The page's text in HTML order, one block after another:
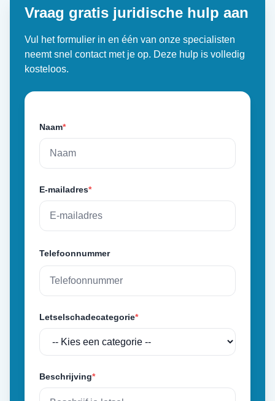
Vraag gratis juridische hulp aan
Vul het formulier in en één van onze specialisten
neemt snel contact met je op. Deze hulp is volledig
kosteloos.
Naam*
E-mailadres*
Telefoonnummer
Letselschadecategorie*
Beschrijving*